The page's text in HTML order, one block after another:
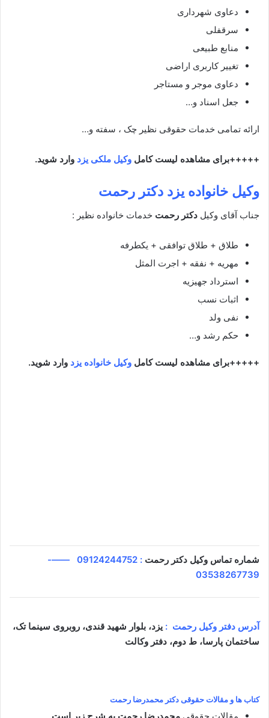
دعاوی شهرداری
سرقفلی
منابع طبیعی
تغییر کاربری اراضی
دعاوی موجر و مستاجر
جعل اسناد و…
ارائه تمامی خدمات حقوقی نظیر چک ، سفته و…
+++++برای مشاهده لیست کامل وکیل ملکی یزد وارد شوید.
وکیل خانواده یزد دکتر رحمت
جناب آقای وکیل دکتر رحمت خدمات خانواده نظیر :
طلاق + طلاق توافقی + یکطرفه
مهریه + نفقه + اجرت المثل
استرداد جهیزیه
اثبات نسب
نفی ولد
حکم رشد و…
+++++برای مشاهده لیست کامل وکیل خانواده یزد وارد شوید.
شماره تماس وکیل دکتر رحمت :
09124244752
——-
03538267739
آدرس دفتر وکیل رحمت : یزد، بلوار شهید قندی، روبروی سینما تک،
ساختمان پارسا، ط دوم، دفتر وکالت
کتاب ها و مقالات حقوقی دکتر محمدرضا رحمت